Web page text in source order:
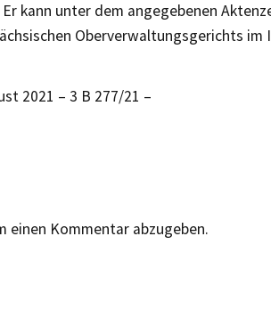
kann unter dem angegebenen
Oberverwaltungsgerichts im
2021 – 3 B 277/21 –
einen Kommentar abzugeben.